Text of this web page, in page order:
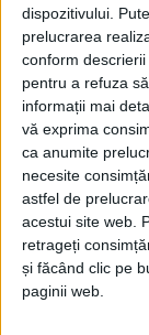
dispozitivului.
prelucrarea
conform
pentru a refuza
informații mai
vă exprima
ca anumite
necesite
astfel de
acestui site web.
retrageți
și făcând clic pe
paginii web.
22 NOIEMBRIE
CARAȘ-
MW de energie
Arhive
A